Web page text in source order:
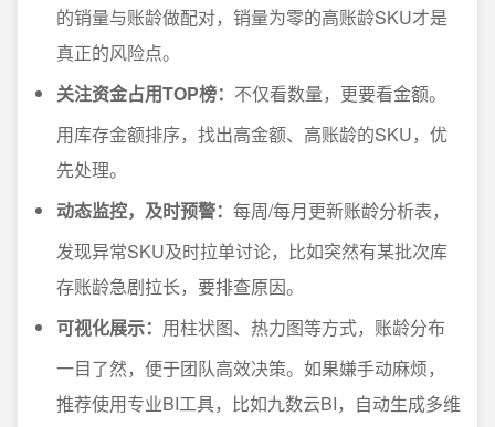
的销量与账龄做配对，销量为零的高账龄SKU才是
真正的风险点。
关注资金占用TOP榜： 不仅看数量，更要看金额。
用库存金额排序，找出高金额、高账龄的SKU，优
先处理。
动态监控，及时预警： 每周/每月更新账龄分析表，
发现异常SKU及时拉单讨论，比如突然有某批次库
存账龄急剧拉长，要排查原因。
可视化展示： 用柱状图、热力图等方式，账龄分布
一目了然，便于团队高效决策。如果嫌手动麻烦，
推荐使用专业BI工具，比如九数云BI，自动生成多维